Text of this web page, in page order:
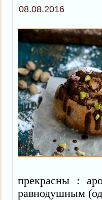
08.08.2016
прекрасны :
равнодушным